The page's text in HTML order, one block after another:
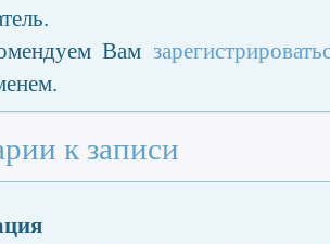
Вам
к записи